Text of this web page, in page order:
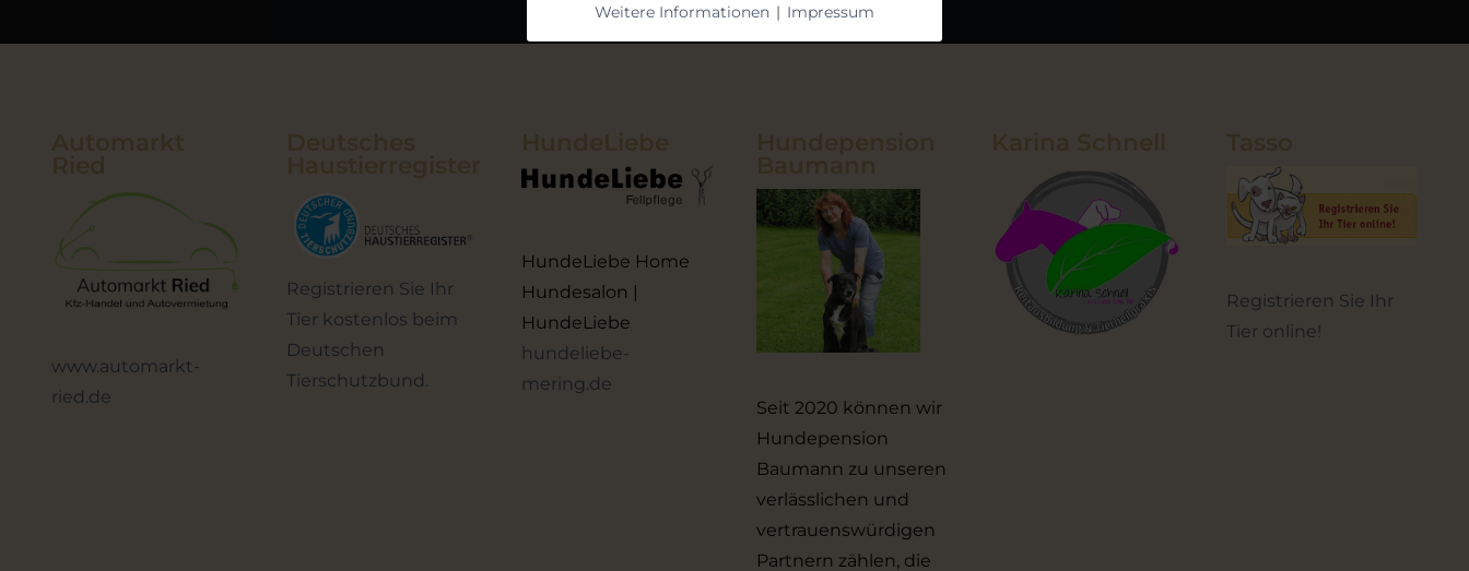
www.automarkt-
ried.de
Registrieren Sie Ihr
Tier kostenlos beim
Deutschen
Tierschutzbund.
HundeLiebe Home
Hundesalon |
HundeLiebe
hundeliebe-
mering.de
Seit 2020 können wir
Hundepension
Baumann zu unseren
verlässlichen und
vertrauenswürdigen
Partnern zählen, die
Registrieren Sie Ihr
Tier online!
Weitere Informationen | Impressum